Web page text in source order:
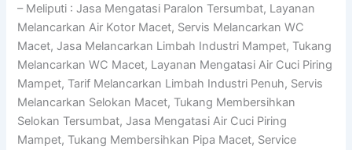
– Meliputi : Jasa Mengatasi Paralon Tersumbat, Layanan
Melancarkan Air Kotor Macet, Servis Melancarkan WC
Macet, Jasa Melancarkan Limbah Industri Mampet, Tukang
Melancarkan WC Macet, Layanan Mengatasi Air Cuci Piring
Mampet, Tarif Melancarkan Limbah Industri Penuh, Servis
Melancarkan Selokan Macet, Tukang Membersihkan
Selokan Tersumbat, Jasa Mengatasi Air Cuci Piring
Mampet, Tukang Membersihkan Pipa Macet, Service